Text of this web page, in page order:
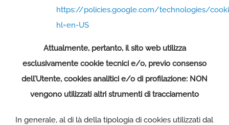
https://policies.google.com/technologies/
hl=en-US
Attualmente, pertanto, il sito web utilizza
esclusivamente cookie tecnici e/o, previo consenso
dell’Utente, cookies analitici e/o di profilazione: NON
vengono utilizzati altri strumenti di tracciamento
In generale, al di là della tipologia di cookies utilizzati dal